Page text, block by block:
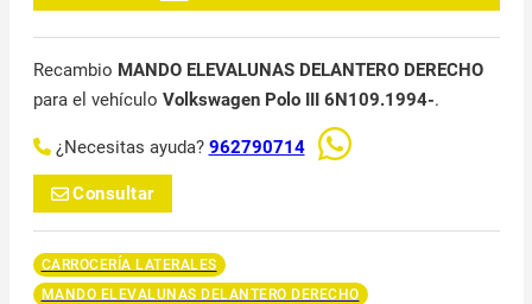
Recambio MANDO ELEVALUNAS DELANTERO DERECHO
para el vehículo Volkswagen Polo III 6N109.1994-.
¿Necesitas ayuda? 962790714
Consultar
CARROCERÍA LATERALES
MANDO ELEVALUNAS DELANTERO DERECHO